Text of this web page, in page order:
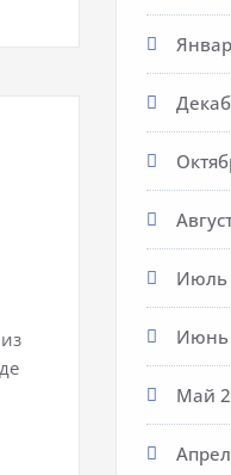
Июль
Июнь
Май